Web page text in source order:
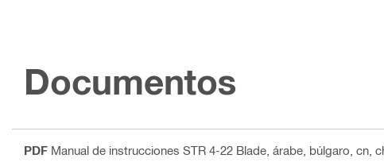
Documentos
PDF Manual de instrucciones STR 4-22 Blade , árabe, búlgaro, cn,